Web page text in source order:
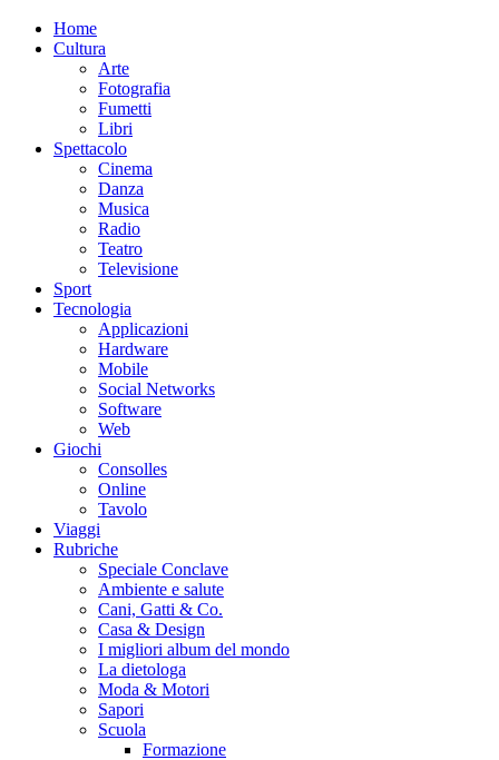
Home
Cultura
Arte
Fotografia
Fumetti
Libri
Spettacolo
Cinema
Danza
Musica
Radio
Teatro
Televisione
Sport
Tecnologia
Applicazioni
Hardware
Mobile
Social Networks
Software
Web
Giochi
Consolles
Online
Tavolo
Viaggi
Rubriche
Speciale Conclave
Ambiente e salute
Cani, Gatti & Co.
Casa & Design
I migliori album del mondo
La dietologa
Moda & Motori
Sapori
Scuola
Formazione